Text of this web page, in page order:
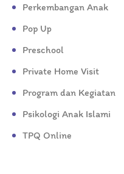
Perkembangan Anak
Pop Up
Preschool
Private Home Visit
Program dan Kegiatan
Psikologi Anak Islami
TPQ Online